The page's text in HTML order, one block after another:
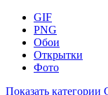
GIF
PNG
Обои
Открытки
Фото
Показать категории